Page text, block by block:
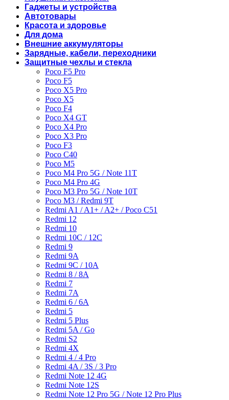
Гаджеты и устройства
Автотовары
Красота и здоровье
Для дома
Внешние аккумуляторы
Зарядные, кабели, переходники
Защитные чехлы и стекла
Poco F5 Pro
Poco F5
Poco X5 Pro
Poco X5
Poco F4
Poco X4 GT
Poco X4 Pro
Poco X3 Pro
Poco F3
Poco C40
Poco M5
Poco M4 Pro 5G / Note 11T
Poco M4 Pro 4G
Poco M3 Pro 5G / Note 10T
Poco M3 / Redmi 9T
Redmi A1 / A1+ / A2+ / Poco C51
Redmi 12
Redmi 10
Redmi 10C / 12C
Redmi 9
Redmi 9A
Redmi 9C / 10A
Redmi 8 / 8A
Redmi 7
Redmi 7A
Redmi 6 / 6A
Redmi 5
Redmi 5 Plus
Redmi 5A / Go
Redmi S2
Redmi 4X
Redmi 4 / 4 Pro
Redmi 4A / 3S / 3 Pro
Redmi Note 12 4G
Redmi Note 12S
Redmi Note 12 Pro 5G / Note 12 Pro Plus